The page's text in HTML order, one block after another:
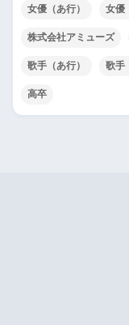
女優（あ行） 女優
株式会社アミューズ
歌手（あ行） 歌手
高卒